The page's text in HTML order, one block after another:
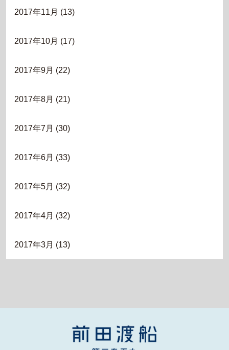
2017年11月 (13)
2017年10月 (17)
2017年9月 (22)
2017年8月 (21)
2017年7月 (30)
2017年6月 (33)
2017年5月 (32)
2017年4月 (32)
2017年3月 (13)